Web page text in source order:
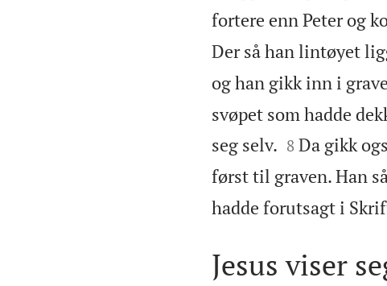
fortere enn Peter og
Der så han lintøyet
og han gikk inn i
svøpet som hadde
seg selv.
8 Da gikk
først til graven. Han
hadde forutsagt i
Jesus viser